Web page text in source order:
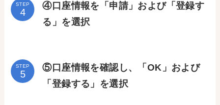
STEP
④口座情報を「申請」および「登録す
る」を選択
STEP
⑤口座情報を確認し、「OK」および
「登録する」を選択